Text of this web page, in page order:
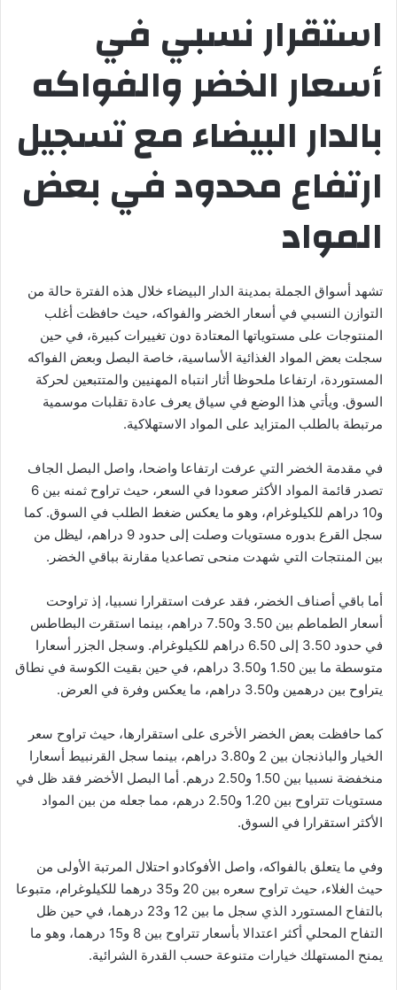
استقرار نسبي في
أسعار الخضر والفواكه
بالدار البيضاء مع تسجيل
ارتفاع محدود في بعض
المواد
تشهد أسواق الجملة بمدينة الدار البيضاء خلال هذه الفترة حالة من
التوازن النسبي في أسعار الخضر والفواكه، حيث حافظت أغلب
المنتوجات على مستوياتها المعتادة دون تغييرات كبيرة، في حين
سجلت بعض المواد الغذائية الأساسية، خاصة البصل وبعض الفواكه
المستوردة، ارتفاعا ملحوظا أثار انتباه المهنيين والمتتبعين لحركة
السوق. ويأتي هذا الوضع في سياق يعرف عادة تقلبات موسمية
مرتبطة بالطلب المتزايد على المواد الاستهلاكية.
في مقدمة الخضر التي عرفت ارتفاعا واضحا، واصل البصل الجاف
تصدر قائمة المواد الأكثر صعودا في السعر، حيث تراوح ثمنه بين 6
و10 دراهم للكيلوغرام، وهو ما يعكس ضغط الطلب في السوق. كما
سجل القرع بدوره مستويات وصلت إلى حدود 9 دراهم، ليظل من
بين المنتجات التي شهدت منحى تصاعديا مقارنة بباقي الخضر.
أما باقي أصناف الخضر، فقد عرفت استقرارا نسبيا، إذ تراوحت
أسعار الطماطم بين 3.50 و7.50 دراهم، بينما استقرت البطاطس
في حدود 3.50 إلى 6.50 دراهم للكيلوغرام. وسجل الجزر أسعارا
متوسطة ما بين 1.50 و3.50 دراهم، في حين بقيت الكوسة في نطاق
يتراوح بين درهمين و3.50 دراهم، ما يعكس وفرة في العرض.
كما حافظت بعض الخضر الأخرى على استقرارها، حيث تراوح سعر
الخيار والباذنجان بين 2 و3.80 دراهم، بينما سجل القرنبيط أسعارا
منخفضة نسبيا بين 1.50 و2.50 درهم. أما البصل الأخضر فقد ظل في
مستويات تتراوح بين 1.20 و2.50 درهم، مما جعله من بين المواد
الأكثر استقرارا في السوق.
وفي ما يتعلق بالفواكه، واصل الأفوكادو احتلال المرتبة الأولى من
حيث الغلاء، حيث تراوح سعره بين 20 و35 درهما للكيلوغرام، متبوعا
بالتفاح المستورد الذي سجل ما بين 12 و23 درهما، في حين ظل
التفاح المحلي أكثر اعتدالا بأسعار تتراوح بين 8 و15 درهما، وهو ما
يمنح المستهلك خيارات متنوعة حسب القدرة الشرائية.